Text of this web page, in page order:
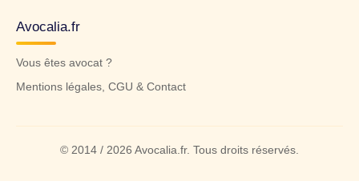
Avocalia.fr
Vous êtes avocat ?
Mentions légales, CGU & Contact
© 2014 / 2026 Avocalia.fr. Tous droits réservés.